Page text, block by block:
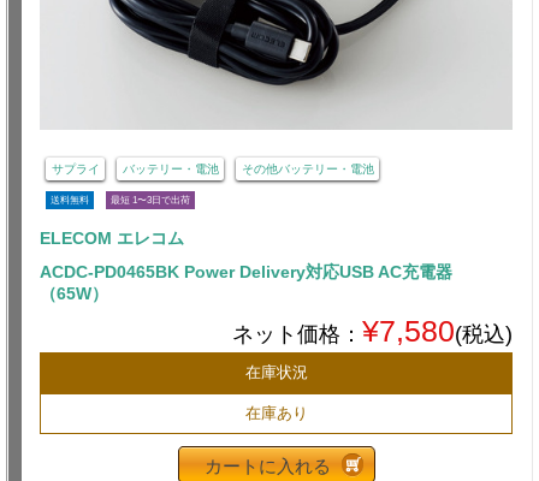
サプライ バッテリー・電池 その他バッテリー・電池
送料無料 最短 1〜3日で出荷
ELECOM エレコム
ACDC-PD0465BK Power Delivery対応USB AC充電器
（65W）
ネット価格： ¥7,580(税込)
在庫状況
在庫あり
カートに入れる